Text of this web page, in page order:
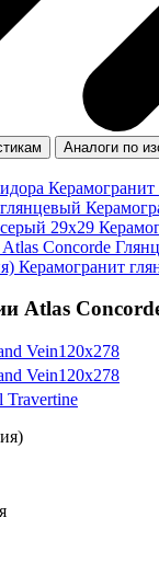
Аналоги по
29x29
Concorde
Керамогранит
Atlas
Travertine